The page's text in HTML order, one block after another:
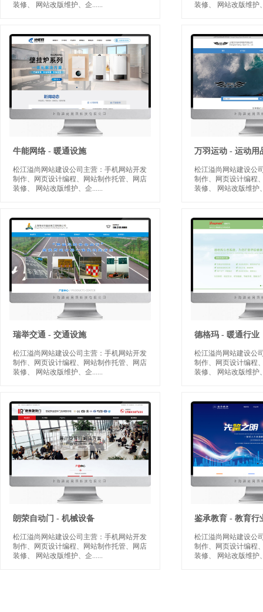
装修、 网站改版维护、企......
装修、 网站改版维护
牛能网络 - 暖通设施
松江溢尚网站建设公司主营：手机网站开发
制作、网页设计编程、网站制作托管、网店
装修、 网站改版维护、企......
万羽运动 - 运动用
松江溢尚网站建设公
制作、网页设计编程
装修、 网站改版维护
瑞举交通 - 交通设施
松江溢尚网站建设公司主营：手机网站开发
制作、网页设计编程、网站制作托管、网店
装修、 网站改版维护、企......
德格玛 - 暖通行业
松江溢尚网站建设公
制作、网页设计编程
装修、 网站改版维护
朗荣自动门 - 机械设备
松江溢尚网站建设公司主营：手机网站开发
制作、网页设计编程、网站制作托管、网店
装修、 网站改版维护、企......
鉴承教育 - 教育行
松江溢尚网站建设公
制作、网页设计编程
装修、 网站改版维护